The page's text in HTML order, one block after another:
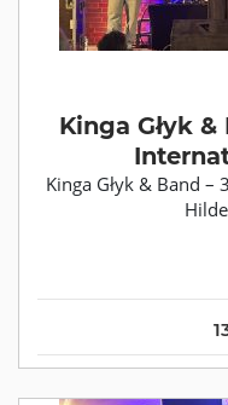
Kinga Głyk
Kinga Głyk & Band